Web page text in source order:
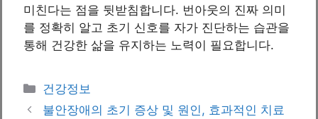
미친다는 점을 뒷받침합니다. 번아웃의 진짜 의미
를 정확히 알고 초기 신호를 자가 진단하는 습관을
통해 건강한 삶을 유지하는 노력이 필요합니다.
Categories
건강정보
불안장애의 초기 증상 및 원인, 효과적인 치료